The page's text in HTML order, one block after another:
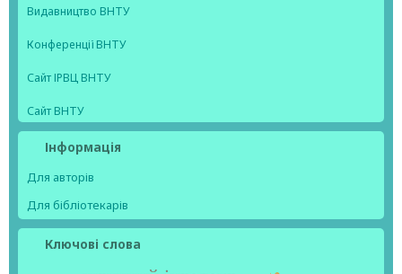
Видавництво ВНТУ
Конференції ВНТУ
Сайт ІРВЦ ВНТУ
Сайт ВНТУ
Інформація
Для авторів
Для бібліотекарів
Ключові слова